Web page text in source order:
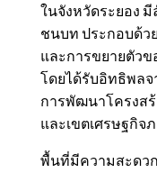
ในจังหวัดระยอง
ชนบท ประกอบด้ว
และการขยายตัว
โดยได้รับอิทธิพลจ
การพัฒนาโครงส
และเขตเศรษฐกิจ
พื้นที่มีความสะดว